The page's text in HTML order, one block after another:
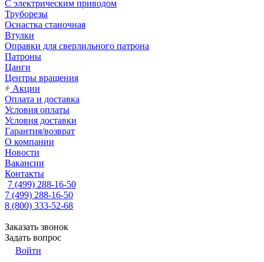
С электрическим приводом
Труборезы
Оснастка станочная
Втулки
Оправки для сверлильного патрона
Патроны
Цанги
Центры вращения
Акции
Оплата и доставка
Условия оплаты
Условия доставки
Гарантия/возврат
О компании
Новости
Вакансии
Контакты
7 (499) 288-16-50
7 (499) 288-16-50
8 (800) 333-52-68
Заказать звонок
Задать вопрос
Войти